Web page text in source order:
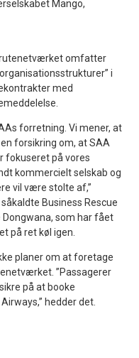
Mango,
omfatter
i
med
forretning. Vi mener, at
forsikring om, at SAA
fokuseret på vores
kommercielt selskab og
vil være stolte af,”
Business Rescue
Dongwana, som har fået
på ret køl igen.
planer om at foretage
”Passagerer
på at booke
hedder det.